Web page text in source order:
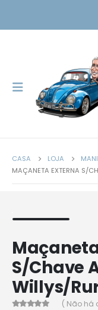
CASA LOJA
MAÇANETA EXTERNA S/
S/Chave
Willys/
( Não há